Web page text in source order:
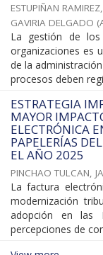
ESTUPIÑAN
GAVIRIA DELGADO (
La gestión de
organizaciones es
de la
procesos deben
ESTRATEGIA
MAYOR
ELECTRÓNICA
PAPELERÍAS
EL AÑO 2025
PINCHAO TULCAN,
La factura
modernización
adopción en las
percepciones de